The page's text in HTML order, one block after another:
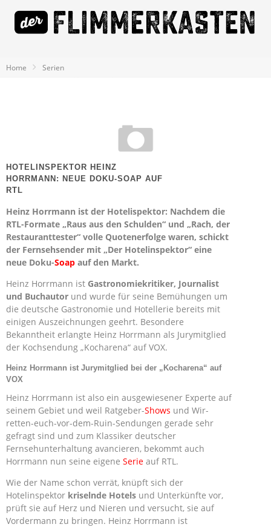
Home Serien
HOTELINSPEKTOR HEINZ
HORRMANN: NEUE DOKU-SOAP AUF
RTL
Heinz Horrmann ist der Hotelispektor: Nachdem die
RTL-Formate „Raus aus den Schulden“ und „Rach, der
Restauranttester“ volle Quotenerfolge waren, schickt
der Fernsehsender mit „Der Hotelinspektor“ eine
neue Doku-Soap auf den Markt.
Heinz Horrmann ist Gastronomiekritiker, Journalist
und Buchautor und wurde für seine Bemühungen um
die deutsche Gastronomie und Hotellerie bereits mit
einigen Auszeichnungen geehrt. Besondere
Bekanntheit erlangte Heinz Horrmann als Jurymitglied
der Kochsendung „Kocharena“ auf VOX.
Heinz Horrmann ist Jurymitglied bei der „Kocharena“ auf
VOX
Heinz Horrmann ist also ein ausgewiesener Experte auf
seinem Gebiet und weil Ratgeber-Shows und Wir-
retten-euch-vor-dem-Ruin-Sendungen gerade sehr
gefragt sind und zum Klassiker deutscher
Fernsehunterhaltung avancieren, bekommt auch
Horrmann nun seine eigene Serie auf RTL.
Wie der Name schon verrät, knüpft sich der
Hotelinspektor kriselnde Hotels und Unterkünfte vor,
prüft sie auf Herz und Nieren und versucht, sie auf
Vordermann zu bringen. Heinz Horrmann ist